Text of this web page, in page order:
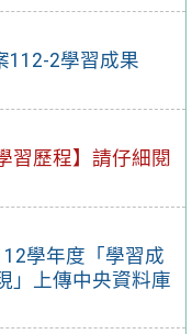
112-2學習成果
習歷程】請仔細閱
學年度「學習成
」上傳中央資料庫